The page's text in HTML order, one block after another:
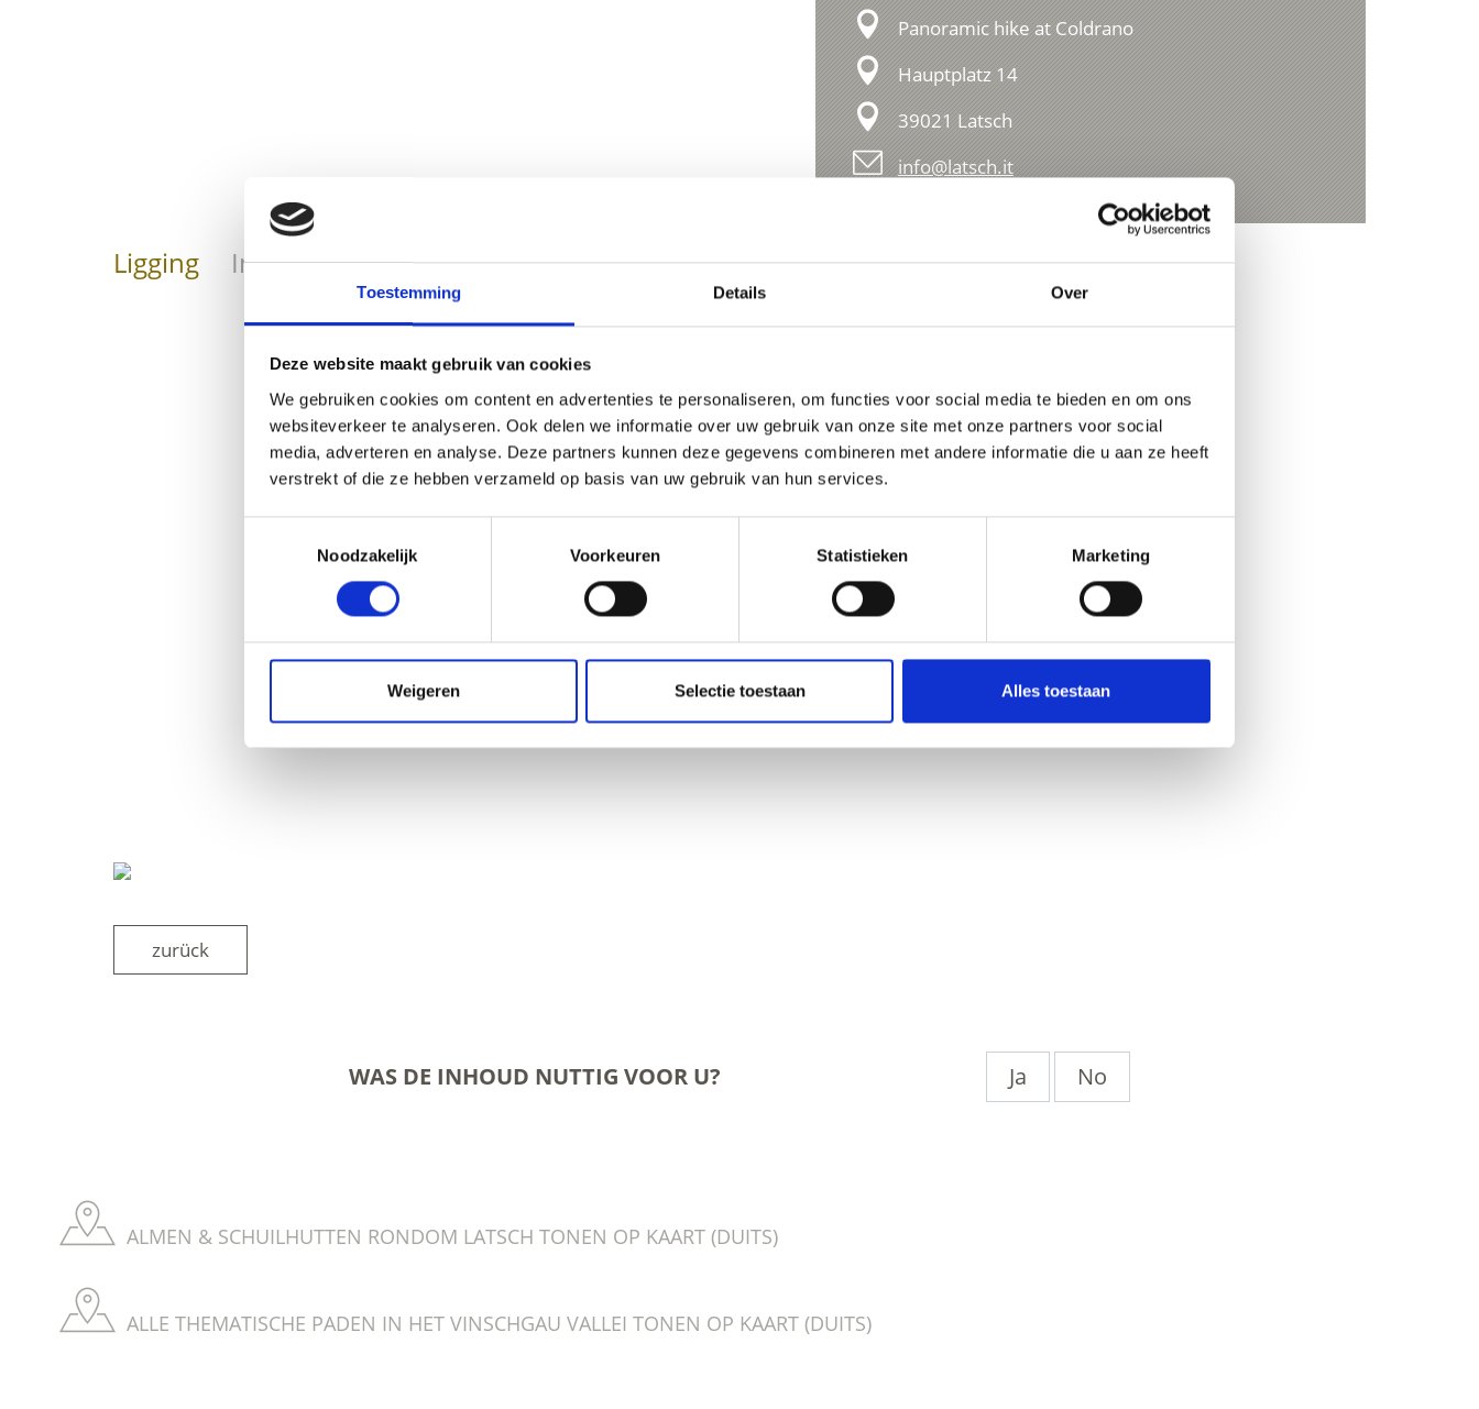
Toestemming Details Over
Deze website maakt gebruik van cookies
We gebruiken cookies om content en advertenties te personaliseren, om functies voor social media te bieden en om ons
websiteverkeer te analyseren. Ook delen we informatie over uw gebruik van onze site met onze partners voor social
media, adverteren en analyse. Deze partners kunnen deze gegevens combineren met andere informatie die u aan ze heeft
verstrekt of die ze hebben verzameld op basis van uw gebruik van hun services.
Noodzakelijk
Voorkeuren Statistieken Marketing
Weigeren Selectie toestaan Alles toestaan
Panoramic hike at Coldrano
Hauptplatz 14
39021 Latsch
info@latsch.it
Ligging Impressies
zurück
WAS DE INHOUD NUTTIG VOOR U? Ja No
ALMEN & SCHUILHUTTEN RONDOM LATSCH TONEN OP KAART (DUITS)
ALLE THEMATISCHE PADEN IN HET VINSCHGAU VALLEI TONEN OP KAART (DUITS)